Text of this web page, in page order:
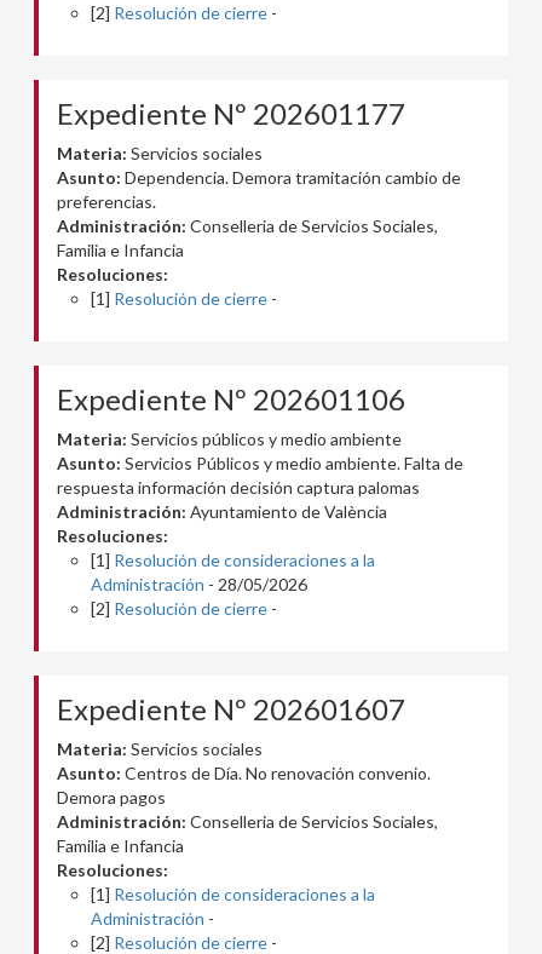
[2] Resolución de cierre -
Expediente Nº 202601177
Materia: Servicios sociales
Asunto: Dependencia. Demora tramitación cambio de
preferencias.
Administración: Conselleria de Servicios Sociales,
Familia e Infancia
Resoluciones:
[1] Resolución de cierre -
Expediente Nº 202601106
Materia: Servicios públicos y medio ambiente
Asunto: Servicios Públicos y medio ambiente. Falta de
respuesta información decisión captura palomas
Administración: Ayuntamiento de València
Resoluciones:
[1] Resolución de consideraciones a la
Administración - 28/05/2026
[2] Resolución de cierre -
Expediente Nº 202601607
Materia: Servicios sociales
Asunto: Centros de Día. No renovación convenio.
Demora pagos
Administración: Conselleria de Servicios Sociales,
Familia e Infancia
Resoluciones:
[1] Resolución de consideraciones a la
Administración -
[2] Resolución de cierre -